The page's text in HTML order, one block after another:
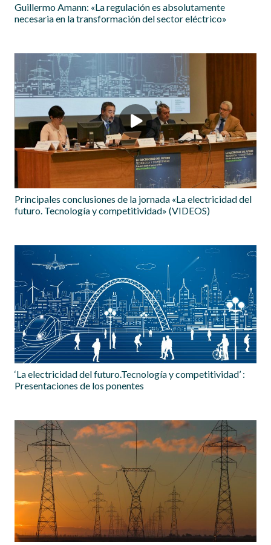
Guillermo Amann: «La regulación es absolutamente
necesaria en la transformación del sector eléctrico»
Principales conclusiones de la jornada «La electricidad del
futuro. Tecnología y competitividad» (VIDEOS)
‘La electricidad del futuro.Tecnología y competitividad’ :
Presentaciones de los ponentes